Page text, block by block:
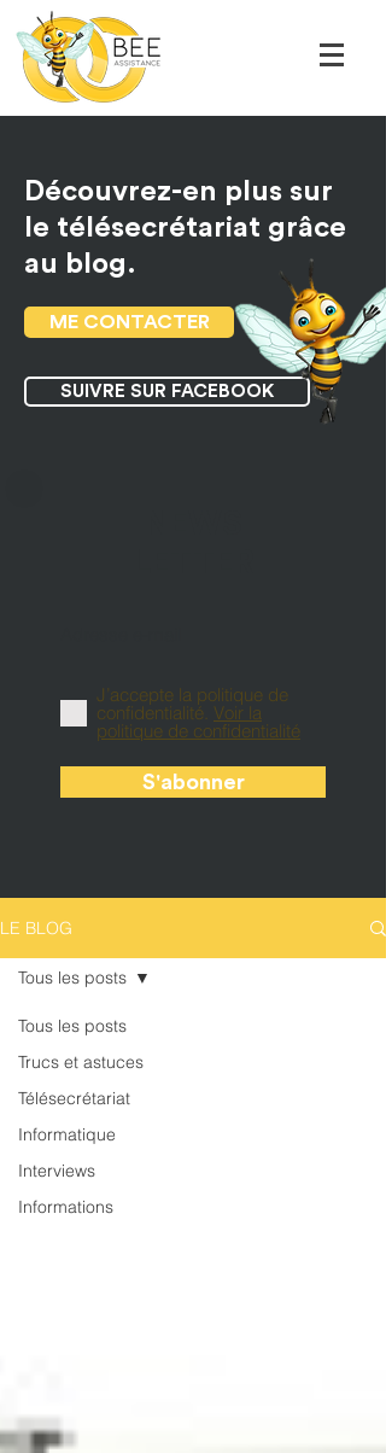
Découvrez-en plus sur
le télésecrétariat grâce
au blog.
ME CONTACTER
SUIVRE SUR FACEBOOK
J’accepte la politique de
confidentialité. Voir la
politique de confidentialité
S'abonner
LE BLOG
Tous les posts
Trucs et astuces
Télésecrétariat
Informatique
Interviews
Informations
Tous les posts